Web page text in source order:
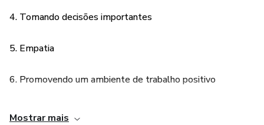
4. Tomando decisões importantes
5. Empatia
6. Promovendo um ambiente de trabalho positivo
Mostrar mais